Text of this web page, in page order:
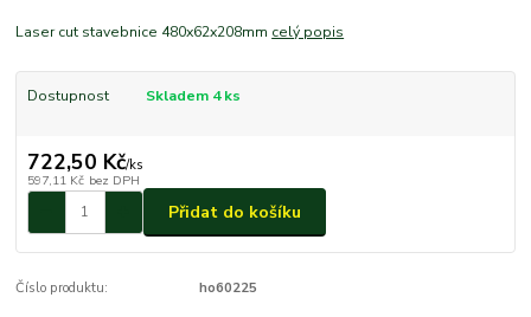
Laser cut stavebnice 480x62x208mm celý popis
Dostupnost Skladem 4 ks
722,50 Kč/ks
597,11 Kč bez DPH
Přidat do košíku
Číslo produktu: ho60225